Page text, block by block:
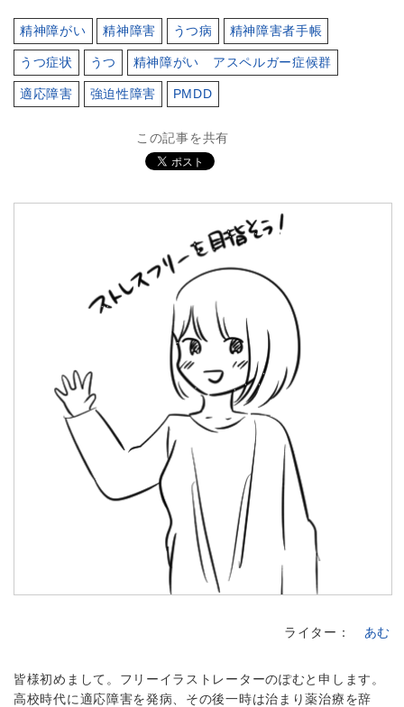
精神障がい 精神障害 うつ病 精神障害者手帳
うつ症状 うつ 精神障がい アスペルガー症候群
適応障害 強迫性障害 PMDD
この記事を共有
ライター： あむ
皆様初めまして。フリーイラストレーターのぽむと申します。
高校時代に適応障害を発病、その後一時は治まり薬治療を辞